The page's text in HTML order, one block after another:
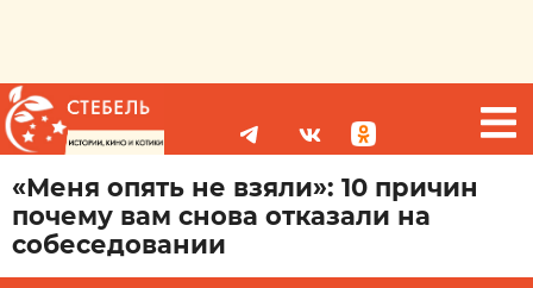
«Меня опять не взяли»: 10 причин
почему вам снова отказали на
собеседовании